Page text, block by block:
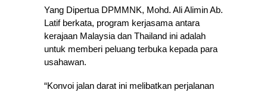
Yang Dipertua DPMMNK, Mohd. Ali Alimin Ab.
Latif berkata, program kerjasama antara
kerajaan Malaysia dan Thailand ini adalah
untuk memberi peluang terbuka kepada para
usahawan.
“Konvoi jalan darat ini melibatkan perjalanan